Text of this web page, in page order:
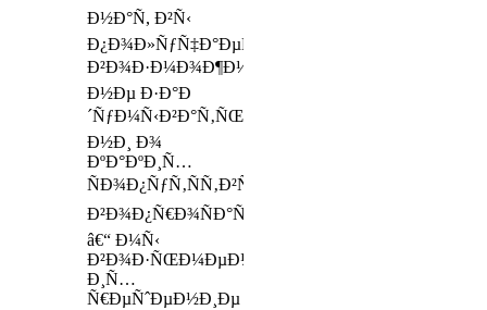
Ð½Ð°Ñ, Ð²Ñ‹
Ð¿Ð¾Ð»ÑƒÑ‡Ð°ÐµÑ‚Ðµ
Ð²Ð¾Ð·Ð¼Ð¾Ð¶Ð½Ð¾ÑÑ‚ÑŒ
Ð½Ðµ Ð·Ð°Ð
´ÑƒÐ¼Ñ‹Ð²Ð°Ñ‚ÑŒÑÑ
Ð½Ð¸ Ð¾
ÐºÐ°ÐºÐ¸Ñ…
ÑÐ¾Ð¿ÑƒÑ‚ÑÑ‚Ð²ÑƒÑŽÑ‰Ð¸Ñ…
Ð²Ð¾Ð¿Ñ€Ð¾ÑÐ°Ñ…
â€“ Ð¼Ñ‹
Ð²Ð¾Ð·ÑŒÐ¼ÐµÐ¼
Ð¸Ñ…
Ñ€ÐµÑˆÐµÐ½Ð¸Ðµ